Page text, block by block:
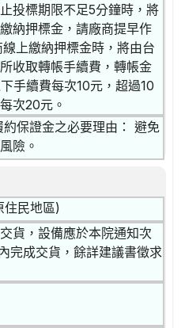
投標期限不足5分鐘時，將
納押標金，請廠商提早作
上繳納押標金時，將由台
收取轉帳手續費，轉帳金
手續費每次10元，超過10
次20元。
約保證金之必要理由： 避免
險。
住民地區)
貨，設備應於本院通知次
完成交貨，餘詳建議書徵求